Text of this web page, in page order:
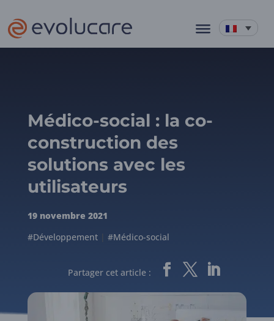
Médico-social : la co-
construction des
solutions avec les
utilisateurs
19 novembre 2021
#Développement| #Médico-social
Partager cet article :